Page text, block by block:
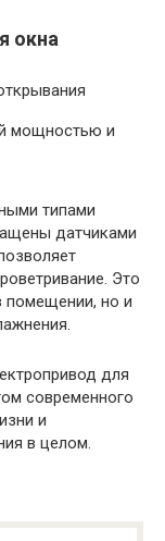
окна
мощностью и
типами
датчиками
Это
помещении, но и
для
современного
и
в целом.